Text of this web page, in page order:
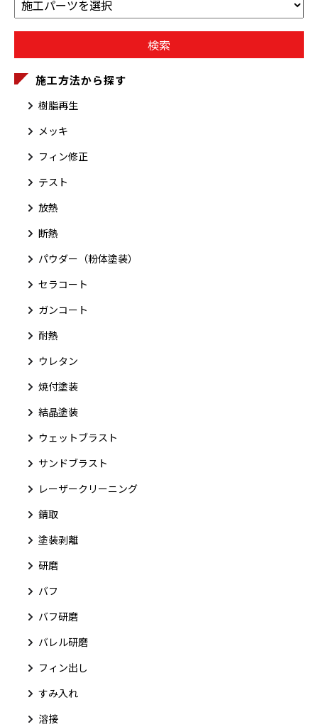
施工方法から探す
樹脂再生
メッキ
フィン修正
テスト
放熱
断熱
パウダー（粉体塗装）
セラコート
ガンコート
耐熱
ウレタン
焼付塗装
結晶塗装
ウェットブラスト
サンドブラスト
レーザークリーニング
錆取
塗装剥離
研磨
バフ
バフ研磨
バレル研磨
フィン出し
すみ入れ
溶接